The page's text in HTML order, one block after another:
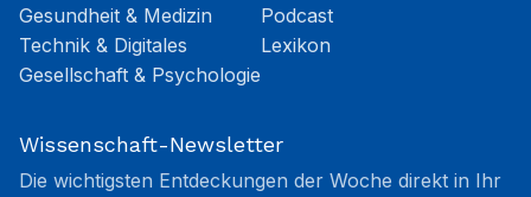
Gesundheit & Medizin
Technik & Digitales
Gesellschaft & Psychologie
Podcast
Lexikon
Wissenschaft-Newsletter
Die wichtigsten Entdeckungen der Woche direkt in Ihr